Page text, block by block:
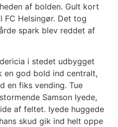
af bolden. Gult kort
Helsingør. Det tog
spark blev reddet af
i stedet udbygget
en god bold ind centralt,
en fiks vending. Tue
Samson Iyede,
af feltet. Iyede huggede
skud gik ind helt oppe